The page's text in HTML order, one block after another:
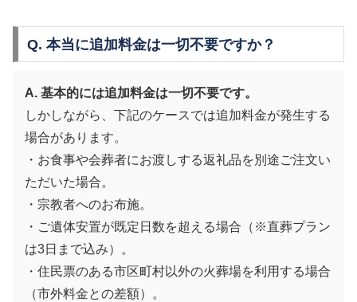
Q. 本当に追加料金は一切不要ですか？
A. 基本的には追加料金は一切不要です。
しかしながら、下記のケースでは追加料金が発生する
場合があります。
・お食事や会葬者にお渡しする返礼品を別途ご注文い
ただいた場合。
・宗教者へのお布施。
・ご遺体安置が既定日数を超える場合（※直葬プラン
は3日まで込み）。
・住民票のある市区町村以外の火葬場を利用する場合
（市外料金との差額）。